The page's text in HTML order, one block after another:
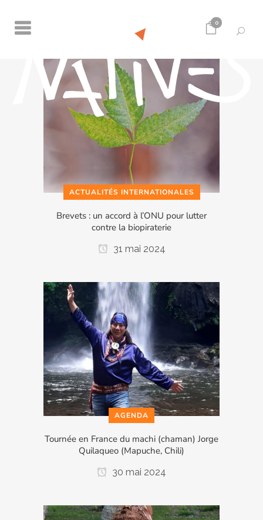
0
ACTUALITÉS INTERNATIONALES
Brevets : un accord à l’ONU pour lutter
contre la biopiraterie
31 mai 2024
AGENDA
Tournée en France du machi (chaman) Jorge
Quilaqueo (Mapuche, Chili)
30 mai 2024